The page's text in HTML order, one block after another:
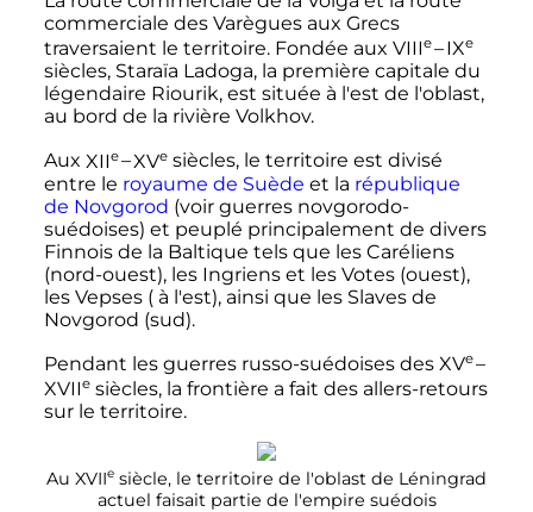
commerciale des Varègues aux Grecs
traversaient le territoire. Fondée aux VIIIe–IXe
siècles, Staraïa Ladoga, la première capitale du
légendaire Riourik, est située à l'est de l'oblast,
au bord de la rivière Volkhov.
Aux XIIe–XVe siècles, le territoire est divisé
entre le royaume de Suède et la république
de Novgorod (voir guerres novgorodo-
suédoises) et peuplé principalement de divers
Finnois de la Baltique tels que les Caréliens
(nord-ouest), les Ingriens et les Votes (ouest),
les Vepses ( à l'est), ainsi que les Slaves de
Novgorod (sud).
Pendant les guerres russo-suédoisesdes XVe–
XVIIe siècles, la frontière a fait des allers-retours
sur le territoire.
Au XVIIe siècle, le territoire de l'oblast de Léningrad
actuel faisait partie de l'empire suédois